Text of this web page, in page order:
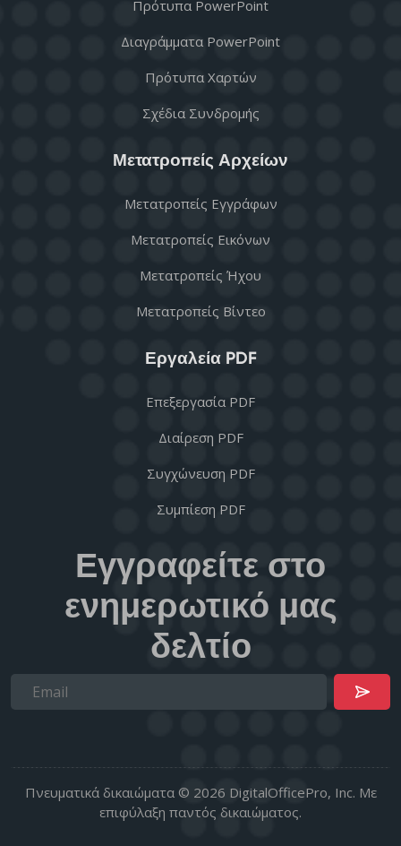
Πρότυπα PowerPoint
Διαγράμματα PowerPoint
Πρότυπα Χαρτών
Σχέδια Συνδρομής
Μετατροπείς Αρχείων
Μετατροπείς Εγγράφων
Μετατροπείς Εικόνων
Μετατροπείς Ήχου
Μετατροπείς Βίντεο
Εργαλεία PDF
Επεξεργασία PDF
Διαίρεση PDF
Συγχώνευση PDF
Συμπίεση PDF
Εγγραφείτε στο
ενημερωτικό μας
δελτίο
Πνευματικά δικαιώματα © 2026 DigitalOfficePro, Inc. Με
επιφύλαξη παντός δικαιώματος.